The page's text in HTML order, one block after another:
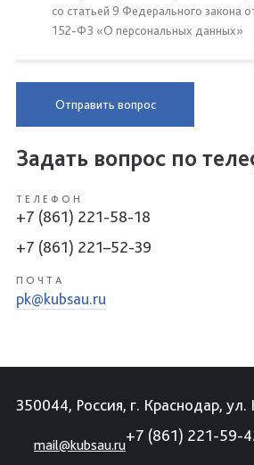
со статьей 9 Федерального закона
152-ФЗ «О персональных данных»
Отправить вопрос
Задать вопрос по
ТЕЛЕФОН
+7 (861) 221-58-18
+7 (861) 221–52-39
ПОЧТА
pk@kubsau.ru
350044, Россия, г. Краснодар, ул.
mail@kubsau.ru
+7 (861) 221-59-